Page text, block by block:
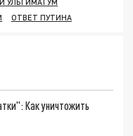
УЛЬТИМАТУМ
ОТВЕТ ПУТИНА
Как уничтожить